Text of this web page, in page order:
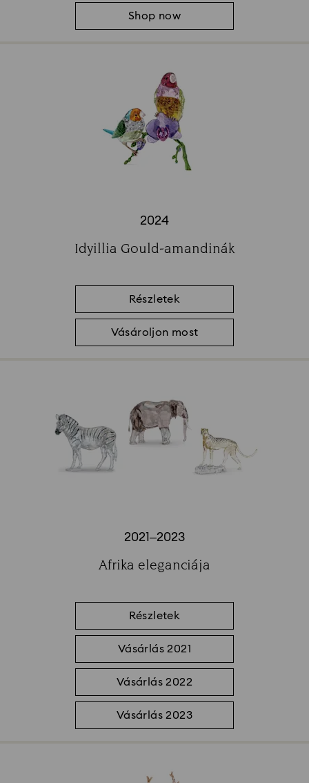
Shop now
2024
Idyillia Gould-amandinák
Részletek
Vásároljon most
2021–2023
Afrika eleganciája
Részletek
Vásárlás 2021
Vásárlás 2022
Vásárlás 2023